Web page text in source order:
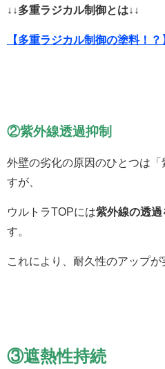
↓↓多重ラジカル制御とは↓↓
【多重ラジカル制御の塗料！？
②紫外線透過抑制
外壁の劣化の原因のひとつは
すが、
ウルトラTOPには紫外線の透
す。
これにより、耐久性のアップが
③遮熱性持続